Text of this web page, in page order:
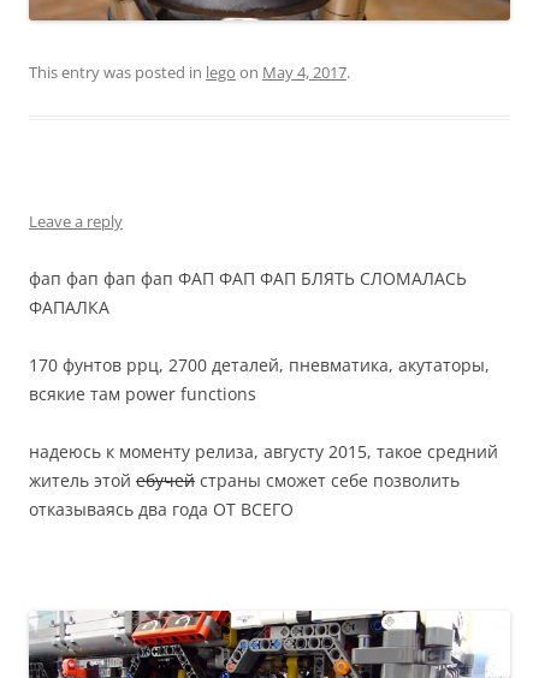
This entry was posted in lego on May 4, 2017.
Leave a reply
фап фап фап фап ФАП ФАП ФАП БЛЯТЬ СЛОМАЛАСЬ
ФАПАЛКА
170 фунтов ррц, 2700 деталей, пневматика, акутаторы,
всякие там power functions
надеюсь к моменту релиза, августу 2015, такое средний
житель этой ебучей страны сможет себе позволить
отказываясь два года ОТ ВСЕГО